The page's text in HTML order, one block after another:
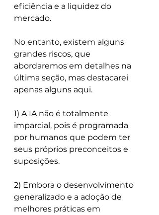
eficiência e a liquidez do
mercado.
No entanto, existem alguns
grandes riscos, que
abordaremos em detalhes na
última seção, mas destacarei
apenas alguns aqui.
1) A IA não é totalmente
imparcial, pois é programada
por humanos que podem ter
seus próprios preconceitos e
suposições.
2) Embora o desenvolvimento
generalizado e a adoção de
melhores práticas em